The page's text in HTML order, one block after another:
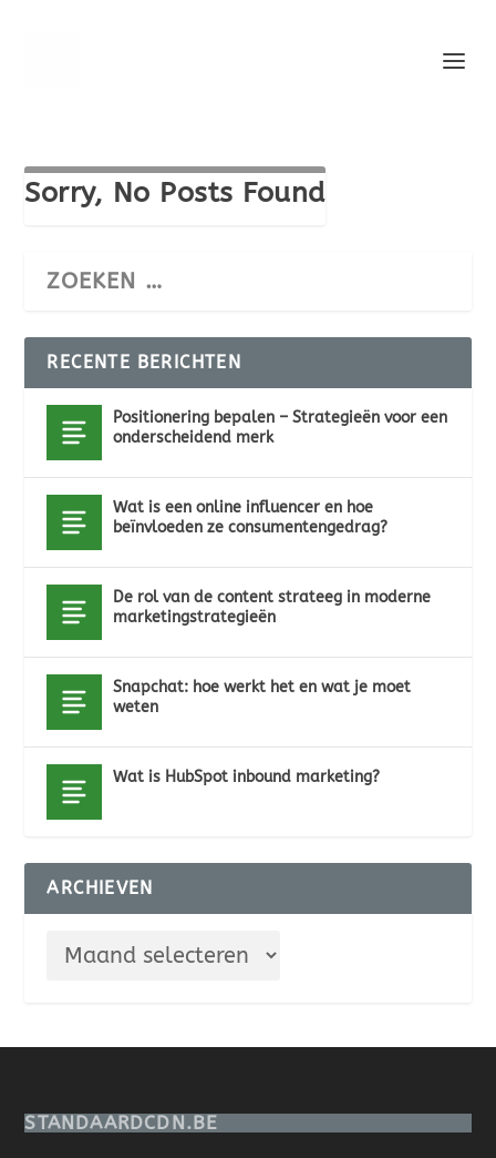
Sorry, No Posts Found
RECENTE BERICHTEN
Positionering bepalen – Strategieën voor een
onderscheidend merk
Wat is een online influencer en hoe
beïnvloeden ze consumentengedrag?
De rol van de content strateeg in moderne
marketingstrategieën
Snapchat: hoe werkt het en wat je moet
weten
Wat is HubSpot inbound marketing?
ARCHIEVEN
STANDAARDCDN.BE